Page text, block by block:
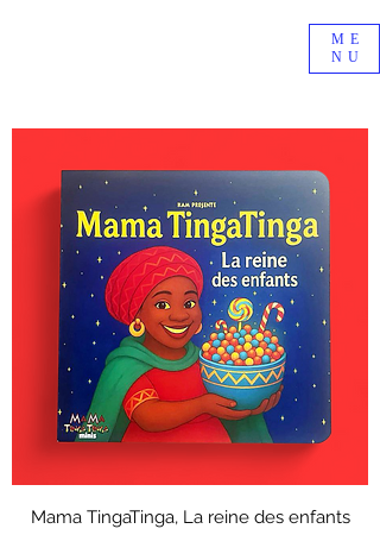
ME
NU
Mama TingaTinga, La reine des enfants